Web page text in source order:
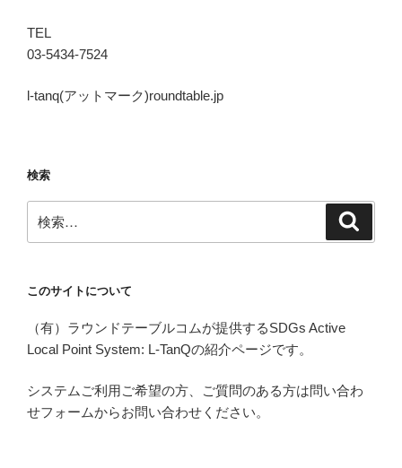
TEL
03-5434-7524
l-tanq(アットマーク)roundtable.jp
検索
索:
このサイトについて
（有）ラウンドテーブルコムが提供するSDGs Active
Local Point System: L-TanQの紹介ページです。
システムご利用ご希望の方、ご質問のある方は問い合わ
せフォームからお問い合わせください。